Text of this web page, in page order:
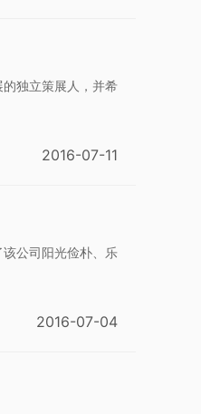
独立策展人，并希
2016-07-11
公司阳光俭朴、乐
2016-07-04